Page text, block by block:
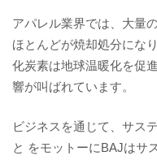
アパレル業界では、大量
ほとんどが焼却処分にな
化炭素は地球温暖化を促
響が叫ばれています。
ビジネスを通じて、サス
と をモットーにBAJはサ